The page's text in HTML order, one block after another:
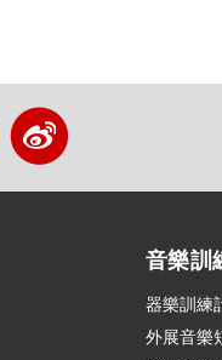
音樂訓
器樂訓練
外展音樂